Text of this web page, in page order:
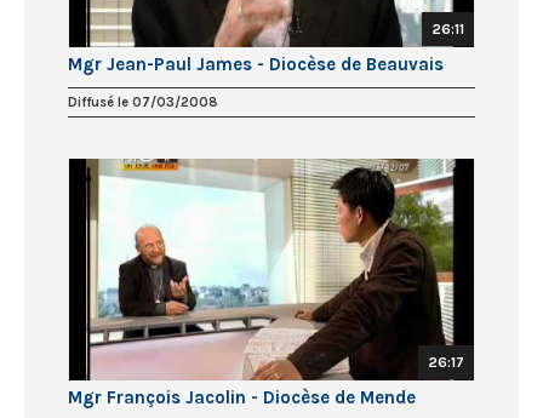
26:11
Mgr Jean-Paul James - Diocèse de Beauvais
Diffusé le 07/03/2008
26:17
Mgr François Jacolin - Diocèse de Mende